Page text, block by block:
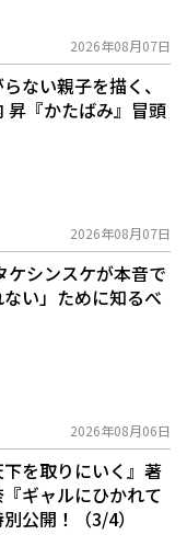
2026年08月07日
ない親子を描く、
昇『かたばみ』冒頭
2026年08月07日
ケシンスケが本音で
い」ために知るべ
2026年08月06日
下を取りにいく』著
ギャルにひかれて
公開！（3/4）